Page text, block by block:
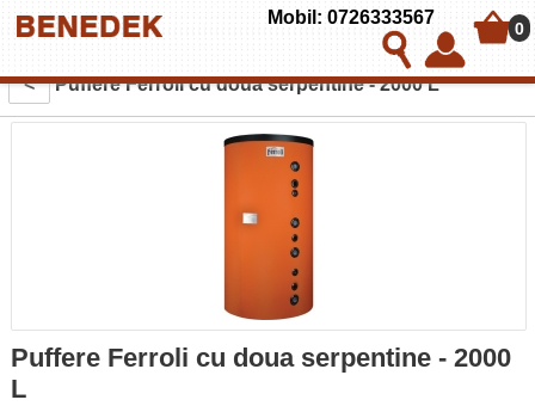
Mobil: 0726333567
0
< Puffere Ferroli cu doua serpentine - 2000 L
Puffere Ferroli cu doua serpentine - 2000
L